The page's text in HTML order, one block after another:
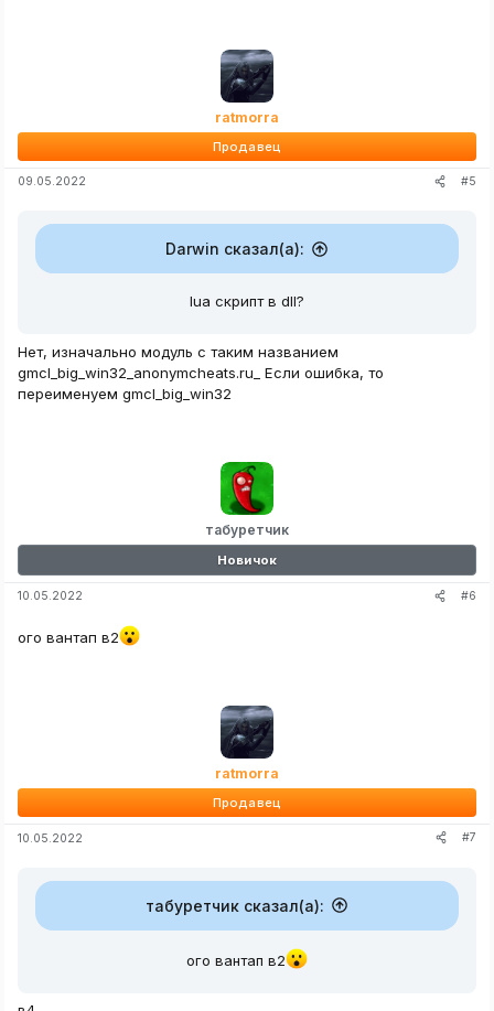
ratmorra
Продавец
09.05.2022 #5
Darwin сказал(а):
lua скрипт в dll?
Нет, изначально модуль с таким названием
gmcl_big_win32_anonymcheats.ru_ Если ошибка, то
переименуем gmcl_big_win32
табуретчик
Новичок
10.05.2022 #6
ого вантап в2
ratmorra
Продавец
10.05.2022 #7
табуретчик сказал(а):
ого вантап в2